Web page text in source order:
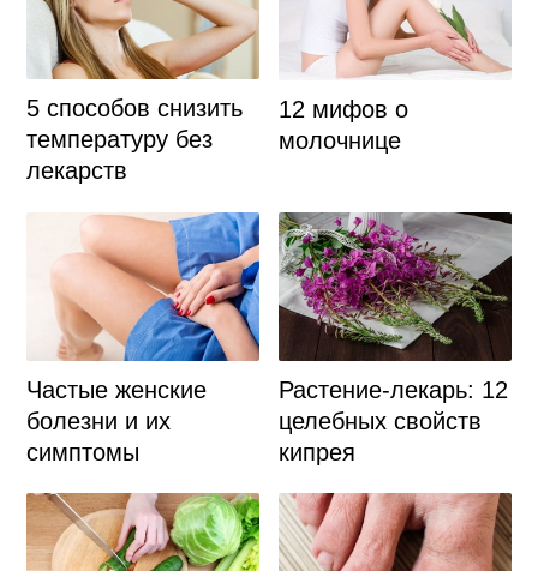
5 способов снизить
температуру без
лекарств
12 мифов о
молочнице
Частые женские
болезни и их
симптомы
Растение-лекарь: 12
целебных свойств
кипрея